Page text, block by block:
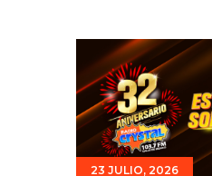
23 JULIO, 2026